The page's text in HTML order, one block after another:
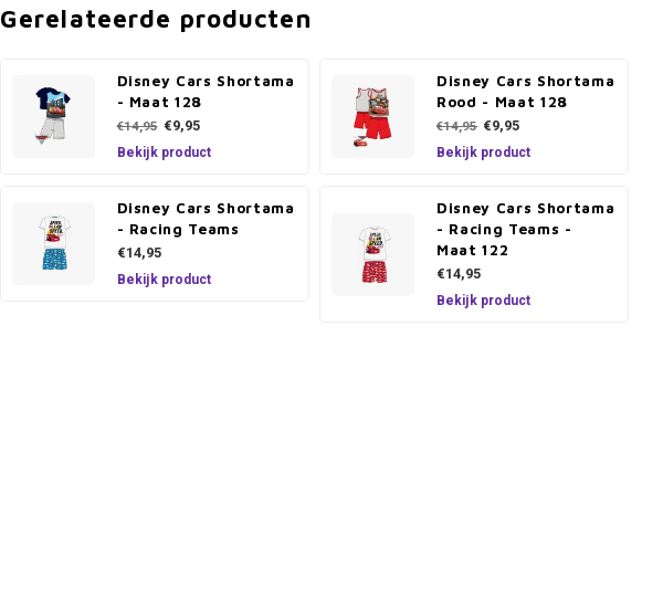
Gerelateerde producten
Disney Cars Shortama
- Maat 128
€14,95 €9,95
Bekijk product
Disney Cars Shortama
Rood - Maat 128
€14,95 €9,95
Bekijk product
Disney Cars Shortama
- Racing Teams
€14,95
Bekijk product
Disney Cars Shortama
- Racing Teams -
Maat 122
€14,95
Bekijk product